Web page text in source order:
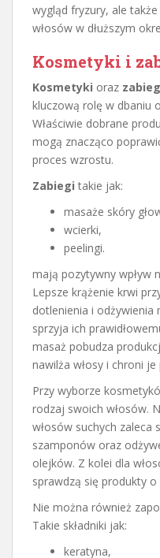
wygląd fryzury, ale
włosów w dłuższym
Kosmetyki i
Kosmetyki oraz
kluczową rolę w dbaniu
Właściwie dobrane
mogą znacząco
proces wzrostu.
Zabiegi takie jak:
masaże skóry
wcierki,
peelingi.
mają pozytywny wpływ
Lepsze krążenie krwi
dotlenienia i odżywienia
sprzyja ich
masaż pobudza
nawilża włosy i chroni
Przy wyborze
rodzaj swoich włosów.
włosów suchych zaleca
szamponów oraz
olejków. Z kolei dla
sprawdzą się produkty o
Nie można również
Takie składniki jak:
keratyna,